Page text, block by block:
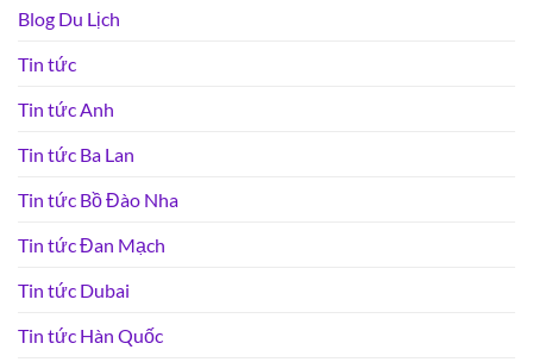
Blog Du Lịch
Tin tức
Tin tức Anh
Tin tức Ba Lan
Tin tức Bồ Đào Nha
Tin tức Đan Mạch
Tin tức Dubai
Tin tức Hàn Quốc